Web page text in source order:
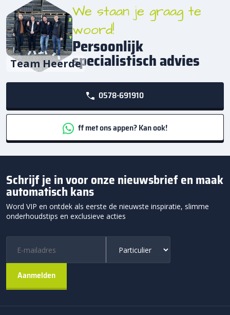
Team Heerde
We staan je graag te
woord!
Persoonlijk
specialistisch advies
0578-691910
ff met ons appen? Kan ook!
Schrijf je in voor onze nieuwsbrief en maak
automatisch kans
Word VIP en ontdek als eerste de nieuwste inspiratie, slimme
onderhoudstips en exclusieve acties